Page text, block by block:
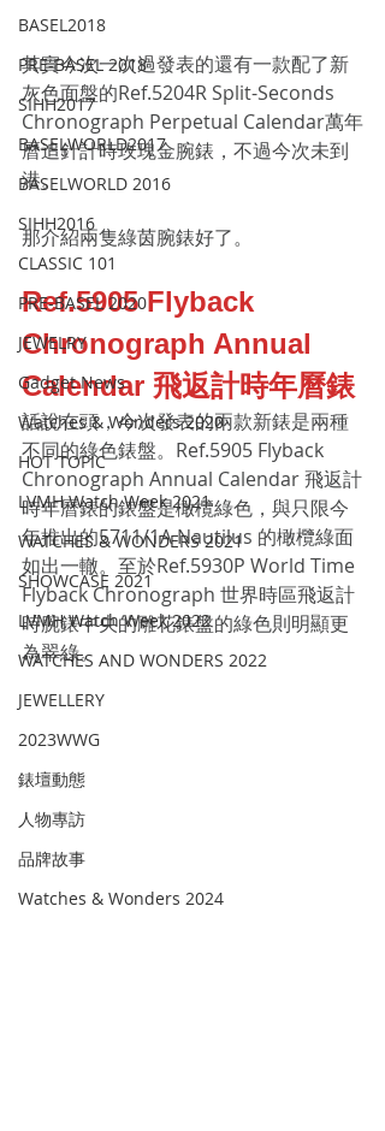
BASEL2018
PRE-BASEL 2018
SIHH2017
BASELWORLD2017
BASELWORLD 2016
SIHH2016
CLASSIC 101
PRE-BASEL 2020
JEWELRY
Gadget News
Watches & Wonders 2020
HOT TOPIC
LVMH Watch Week 2021
WATCHES & WONDERS 2021
SHOWCASE 2021
LVMH Watch Week 2022
WATCHES AND WONDERS 2022
JEWELLERY
2023WWG
錶壇動態
人物專訪
品牌故事
Watches & Wonders 2024
其實今次一次過發表的還有一款配了新
灰色面盤的Ref.5204R Split-Seconds
Chronograph Perpetual Calendar萬年
曆追針計時玫瑰金腕錶，不過今次未到
港。
那介紹兩隻綠茵腕錶好了。
Ref.5905 Flyback
Chronograph Annual
Calendar 飛返計時年曆錶
話說在頭，今次發表的兩款新錶是兩種
不同的綠色錶盤。Ref.5905 Flyback
Chronograph Annual Calendar 飛返計
時年曆錶的錶盤是橄欖綠色，與只限今
年推出的5711/1A Nautilus 的橄欖綠面
如出一轍。至於Ref.5930P World Time
Flyback Chronograph 世界時區飛返計
時腕錶中央的雕花錶盤的綠色則明顯更
為翠綠。